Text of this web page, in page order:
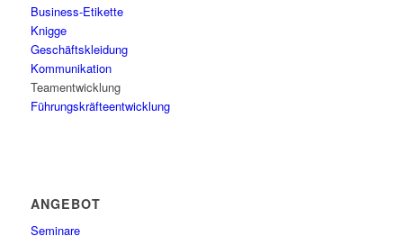
Business-Etikette
Knigge
Geschäftskleidung
Kommunikation
Teamentwicklung
Führungskräfteentwicklung
ANGEBOT
Seminare